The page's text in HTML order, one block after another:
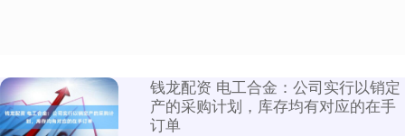
钱龙配资 电工合金：公司实行以销定
产的采购计划，库存均有对应的在手
订单